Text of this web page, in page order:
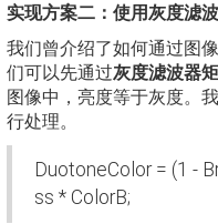
实现方案二：使用灰度滤
我们曾介绍了如何通过图
们可以先通过灰度滤波器
图像中，亮度等于灰度。
行处理。
DuotoneColor = (1 -
ss * ColorB;